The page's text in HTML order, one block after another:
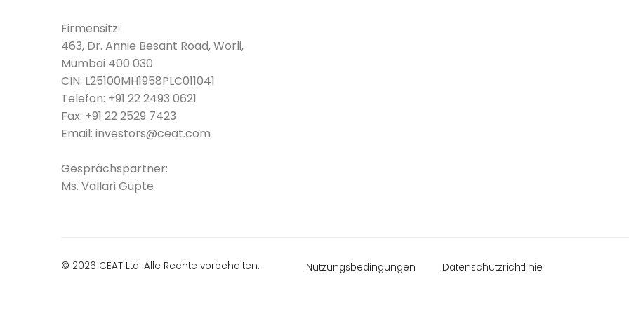
Firmensitz:
463, Dr. Annie Besant Road, Worli,
Mumbai 400 030
CIN: L25100MH1958PLC011041
Telefon: +91 22 2493 0621
Fax: +91 22 2529 7423
Email: investors@ceat.com
Gesprächspartner:
Ms. Vallari Gupte
© 2026 CEAT Ltd. Alle Rechte vorbehalten. Nutzungsbedingungen Datenschutzrichtlinie